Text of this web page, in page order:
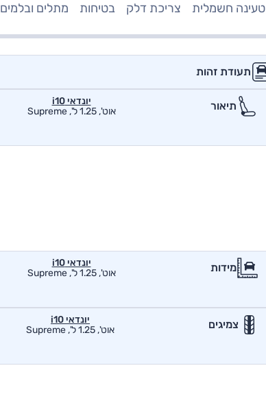
טעינה חשמלית צריכת דלק בטיחות מתלים ובלמים
תעודת זהות
תיאור
יונדאי i10
אוט', 1.25 ל', Supreme
מידות
יונדאי i10
אוט', 1.25 ל', Supreme
צמיגים
יונדאי i10
אוט', 1.25 ל', Supreme